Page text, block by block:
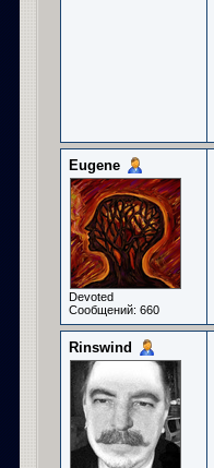
Eugene
Devoted
Сообщений: 660
Rinswind